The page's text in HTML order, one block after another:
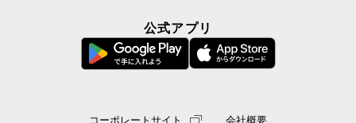
公式アプリ
コーポレートサイト 会社概要